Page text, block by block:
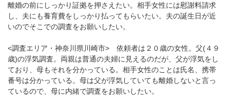
離婚の前にしっかり証拠を押さえたい。相手女性には慰謝料請求
し、夫にも養育費をしっかり払ってもらいたい。夫の誕生日が近
いのでそこでの調査をお願いしたい。
<調査エリア・神奈川県川崎市> 依頼者は２０歳の女性。父(４９
歳)の浮気調査。両親は普通の夫婦に見えるのだが、父が浮気をし
ており、母もそれを分かっている。相手女性のことは氏名、携帯
番号は分かっている。母は父が浮気していても離婚しないと言っ
ているので、母に内緒で調査をお願いしたい。